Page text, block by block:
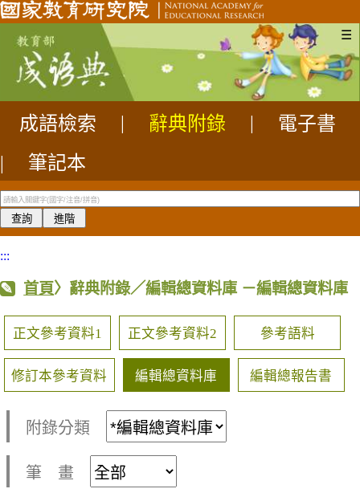
☰
成語檢索 辭典附錄
電子書
|
筆記本
:::
首頁〉辭典附錄／編輯總資料庫 －編輯總資料庫
正文參考資料1 正文參考資料2 參考語料
修訂本參考資料 編輯總資料庫 編輯總報告書
附錄分類
筆 畫